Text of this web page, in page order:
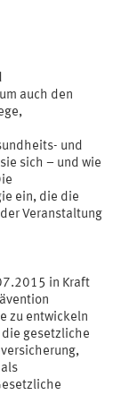
auch den
und
sich – und wie
ein, die die
Veranstaltung
in Kraft
zu entwickeln
die gesetzliche